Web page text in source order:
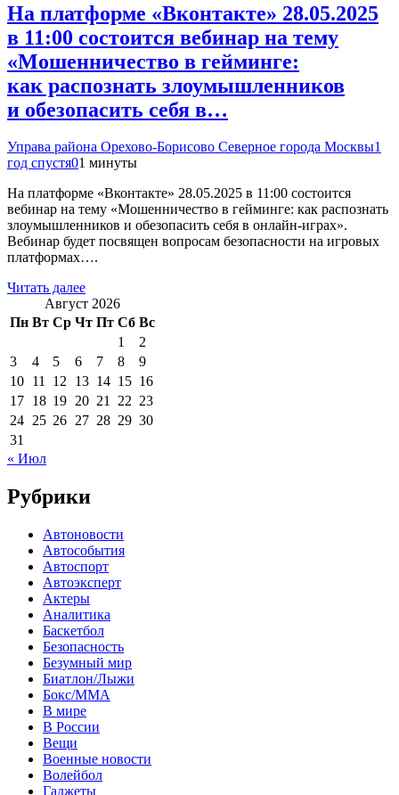
На платформе «Вконтакте» 28.05.2025
в 11:00 состоится вебинар на тему
«Мошенничество в гейминге:
как распознать злоумышленников
и обезопасить себя в…
Управа района Орехово-Борисово Северное города Москвы1
год спустя01 минуты
На платформе «Вконтакте» 28.05.2025 в 11:00 состоится
вебинар на тему «Мошенничество в гейминге: как распознать
злоумышленников и обезопасить себя в онлайн-играх».
Вебинар будет посвящен вопросам безопасности на игровых
платформах….
Читать далее
Август 2026
Пн Вт Ср Чт Пт Сб Вс
1
2
3
4 5 6 7 8
9
10 11 12 13 14 15 16
17 18 19 20 21 22 23
24 25 26 27 28 29 30
31
« Июл
Рубрики
Автоновости
Автособытия
Автоспорт
Автоэксперт
Актеры
Аналитика
Баскетбол
Безопасность
Безумный мир
Биатлон/Лыжи
Бокс/MMA
В мире
В России
Вещи
Военные новости
Волейбол
Гаджеты